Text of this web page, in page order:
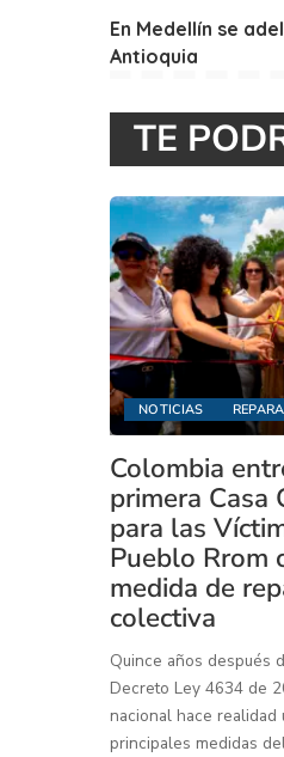
En Medellín se
Antioquia
TE
NOTICIAS
Colombia
primera Casa
para las
Pueblo Rrom
medida de
colectiva
Quince años después
Decreto Ley 4634 de
nacional hace realidad
principales medidas